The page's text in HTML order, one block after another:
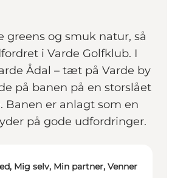
greens og smuk natur, så
i Varde Golfklub. I
Ådal – tæt på Varde by
på banen på en storslået
Banen er anlagt som en
på gode udfordringer.
Mig selv, Min partner, Venner